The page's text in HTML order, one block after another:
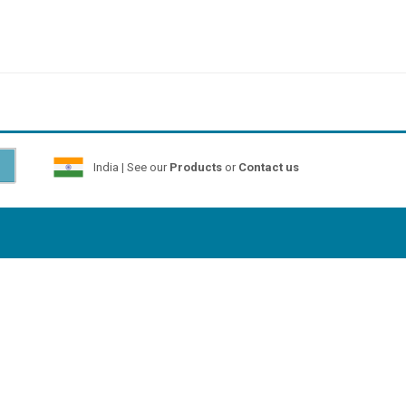
India | See our Productsor Contact us